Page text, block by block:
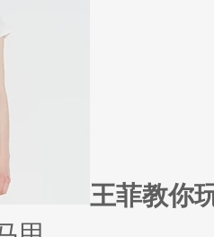
，我们会喜欢